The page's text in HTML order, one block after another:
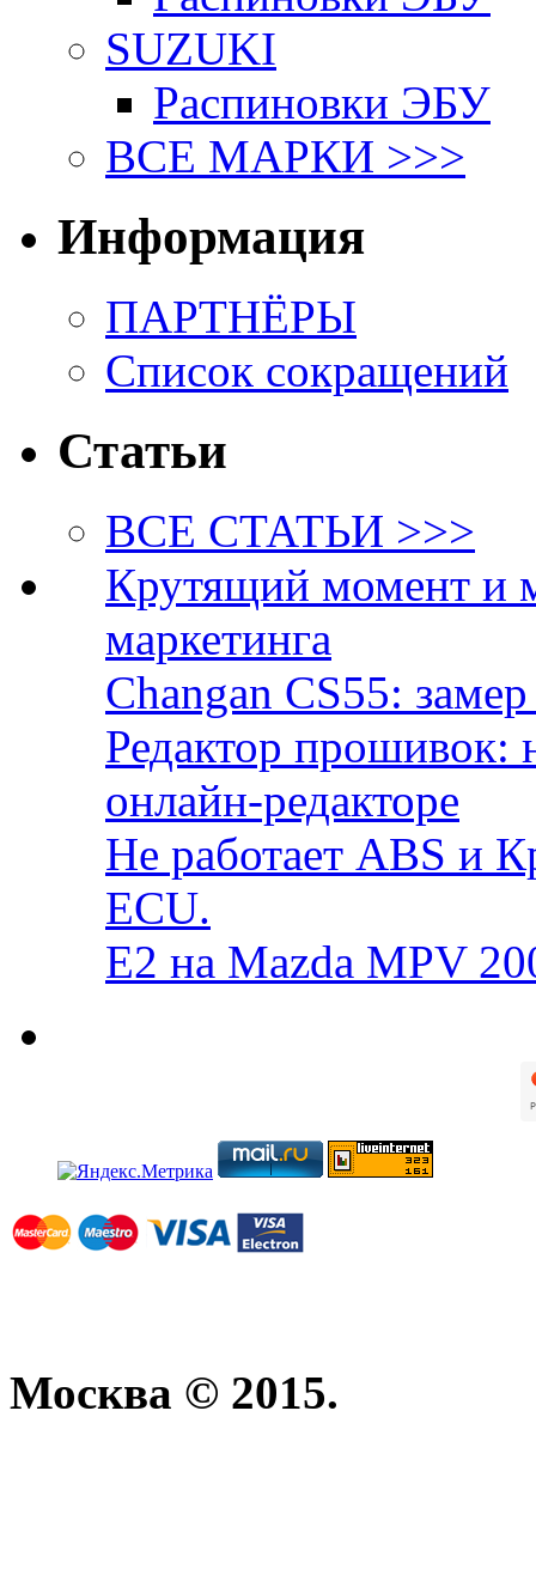
SUZUKI
Распиновки ЭБУ
ВСЕ МАРКИ >>>
Информация
ПАРТНЁРЫ
Список сокращений
Статьи
ВСЕ СТАТЬИ >>>
Крутящий момент и
маркетинга
Changan CS55:
Редактор прошивок:
онлайн-редакторе
Не работает ABS и
ECU.
E2 на Mazda MPV
Москва © 2015.